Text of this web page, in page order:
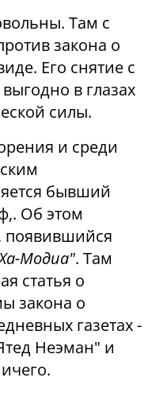
Там с
закона о
Его снятие с
в глазах
силы.
и среди
бывший
Об этом
появившийся
Модиа". Там
статья о
закона о
газетах -
Неэман" и